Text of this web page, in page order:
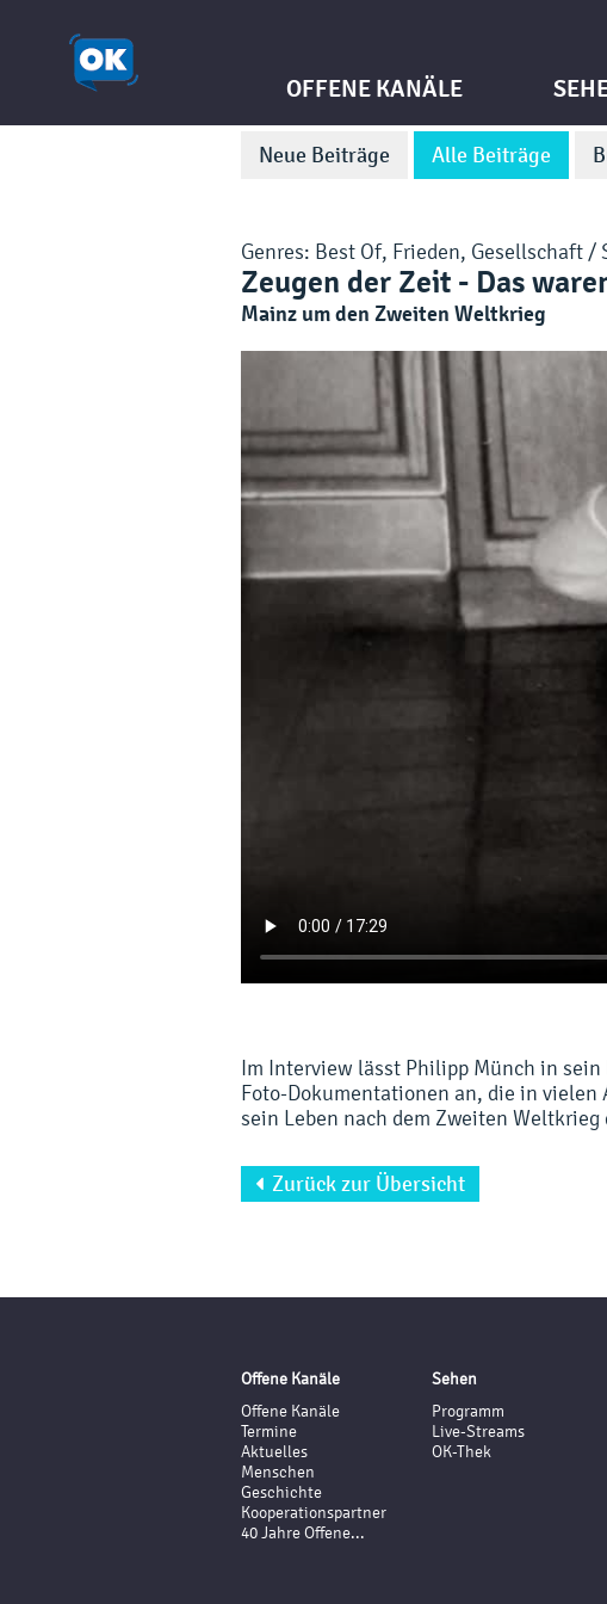
OFFENE KANÄLE
Neue Beiträge Alle Beiträge
Genres: Best Of, Frieden, Gesellschaft /
Zeugen der Zeit - Das
Mainz um den Zweiten Weltkrieg
Im Interview lässt Philipp Münch in
Foto-Dokumentationen an, die in
sein Leben nach dem Zweiten
Zurück zur Übersicht
Offene Kanäle
Offene Kanäle
Termine
Aktuelles
Menschen
Geschichte
Kooperationspartner
40 Jahre Offene...
Sehen
Programm
Live-Streams
OK-Thek